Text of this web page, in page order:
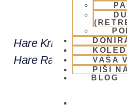
VAŠA
PIŠI
BLOG
Hare Krišna, Hare
Hare Rama, Hare